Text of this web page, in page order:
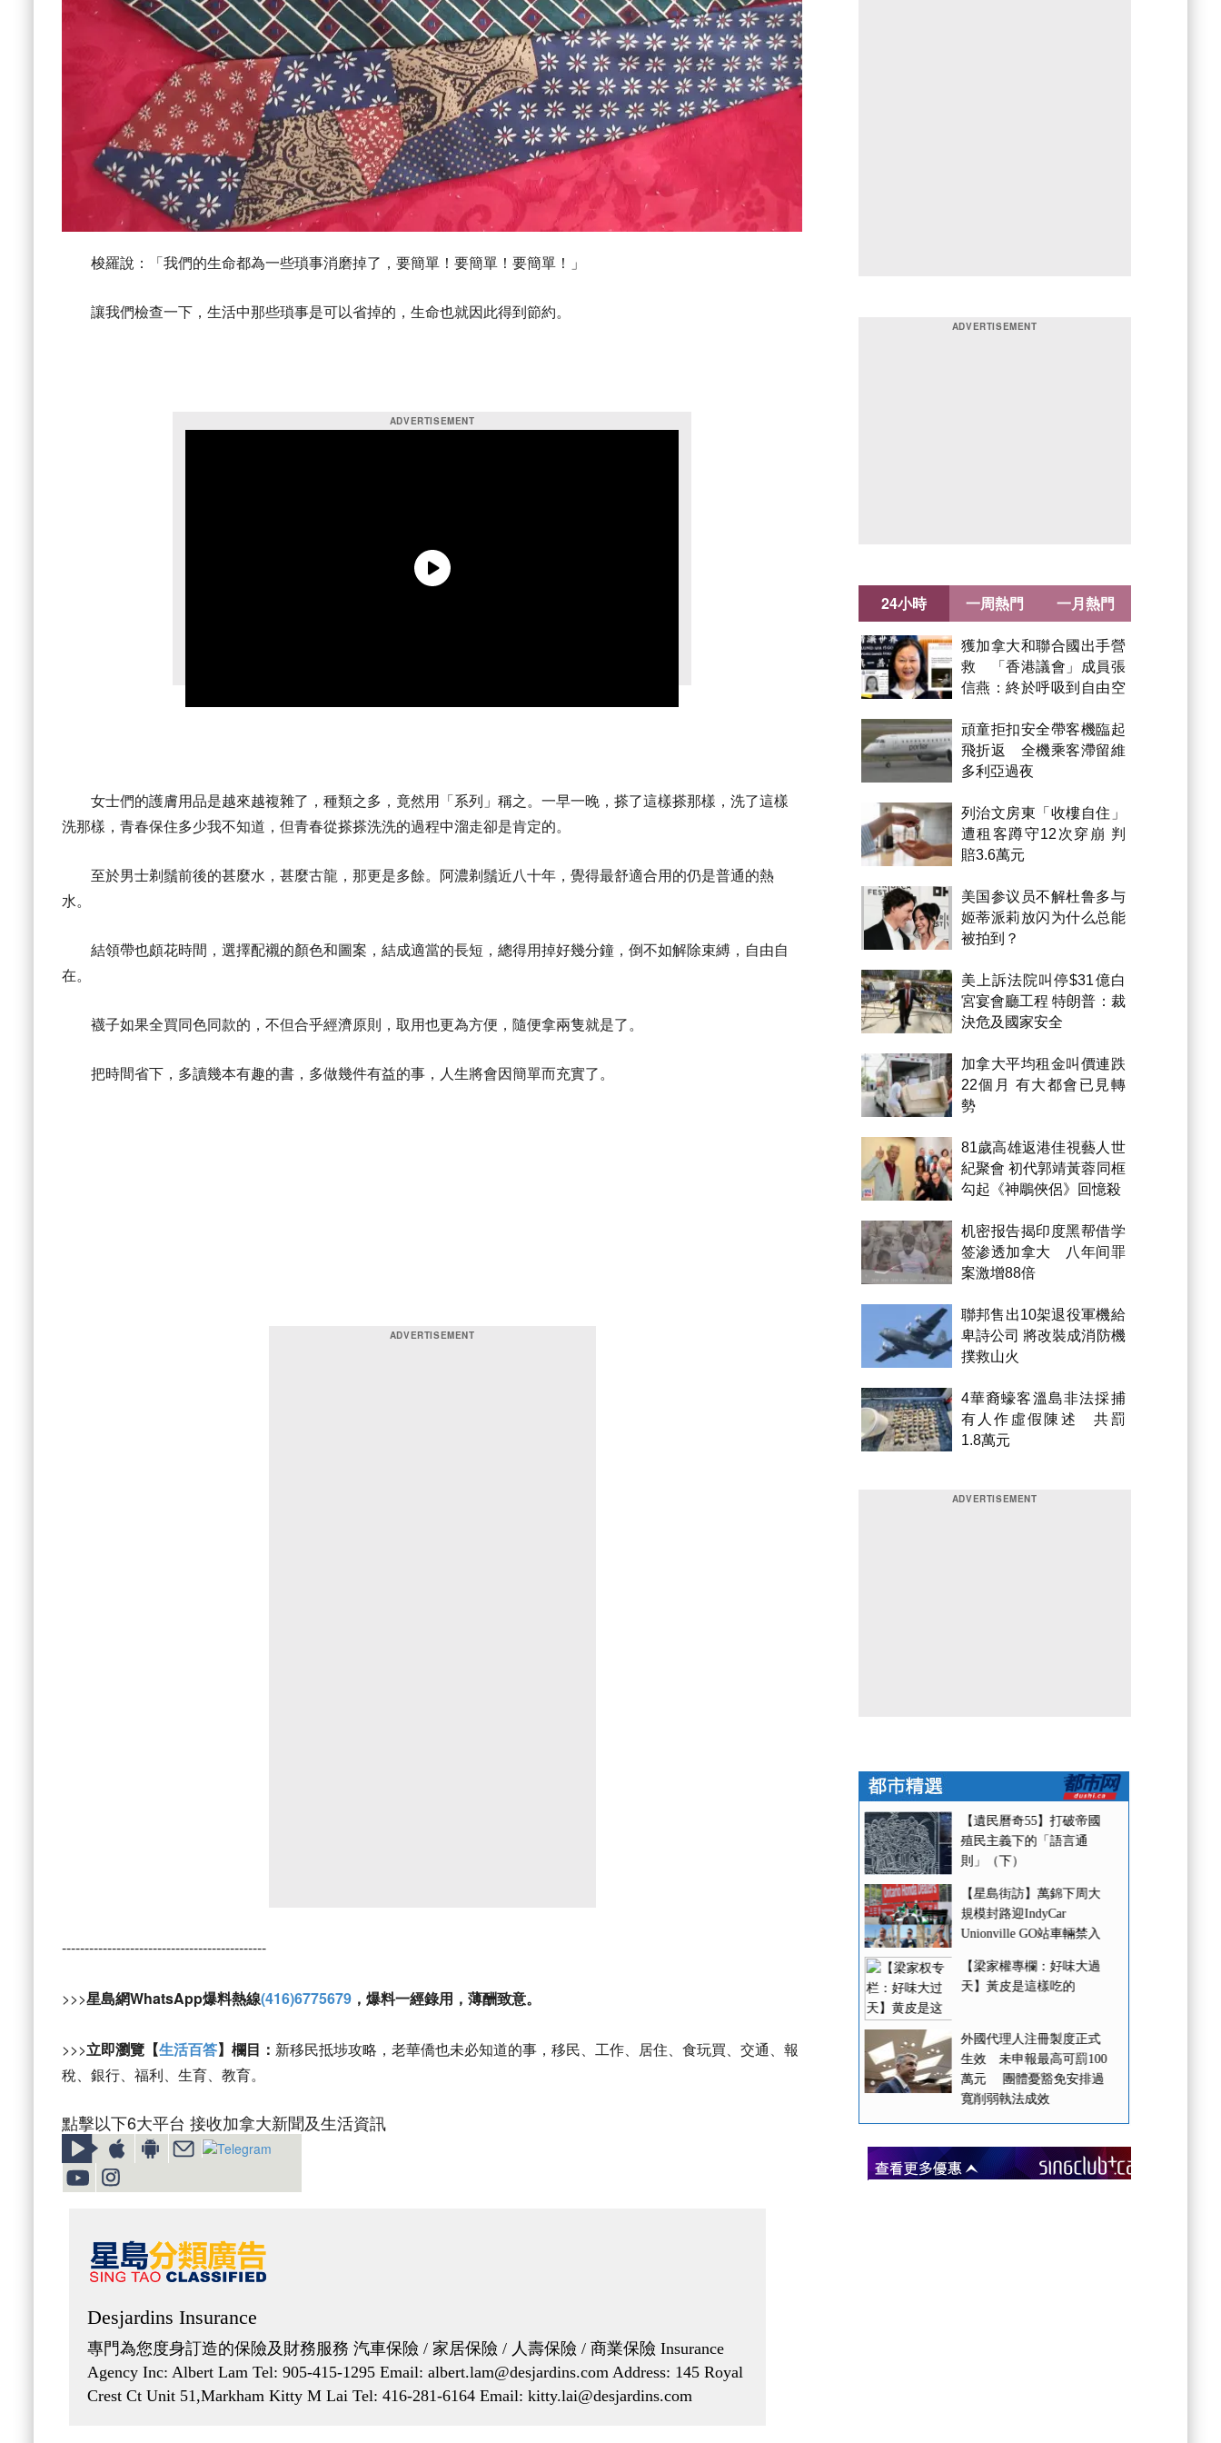
梭羅說：「我們的生命都為一些瑣事消磨掉了，要簡單！要簡單！要簡單！」
讓我們檢查一下，生活中那些瑣事是可以省掉的，生命也就因此得到節約。
女士們的護膚用品是越來越複雜了，種類之多，竟然用「系列」稱之。一早一晚，搽了這樣搽那樣，洗了這樣
洗那樣，青春保住多少我不知道，但青春從搽搽洗洗的過程中溜走卻是肯定的。
至於男士剃鬚前後的甚麼水，甚麼古龍，那更是多餘。阿濃剃鬚近八十年，覺得最舒適合用的仍是普通的熱
水。
結領帶也頗花時間，選擇配襯的顏色和圖案，結成適當的長短，總得用掉好幾分鐘，倒不如解除束縛，自由自
在。
襪子如果全買同色同款的，不但合乎經濟原則，取用也更為方便，隨便拿兩隻就是了。
把時間省下，多讀幾本有趣的書，多做幾件有益的事，人生將會因簡單而充實了。
---------------------------------------------
>>>星島網WhatsApp爆料熱線(416)6775679 ，爆料一經錄用，薄酬致意。
>>>立即瀏覽【生活百答】欄目： 新移民抵埗攻略，老華僑也未必知道的事，移民、工作、居住、食玩買、交通、報
稅、銀行、福利、生育、教育。
點擊以下6大平台 接收加拿大新聞及生活資訊
24小時
獲加拿大和聯合國出手營
救 「香港議會」成員張
信燕：終於呼吸到自由空
頑童拒扣安全帶客機臨起
飛折返 全機乘客滯留維
多利亞過夜
列治文房東「收樓自住」
遭租客蹲守12次穿崩 判
賠3.6萬元
美国参议员不解杜鲁多与
姬蒂派莉放闪为什么总能
被拍到？
美上訴法院叫停$31億白
宮宴會廳工程 特朗普：裁
決危及國家安全
加拿大平均租金叫價連跌
22個月 有大都會已見轉
勢
81歲高雄返港佳視藝人世
紀聚會 初代郭靖黃蓉同框
勾起《神鵰俠侶》回憶殺
机密报告揭印度黑帮借学
签渗透加拿大 八年间罪
案激增88倍
聯邦售出10架退役軍機給
卑詩公司 將改裝成消防機
撲救山火
4華裔蠔客溫島非法採捕
有人作虛假陳述 共罰
1.8萬元
一周熱門 一月熱門